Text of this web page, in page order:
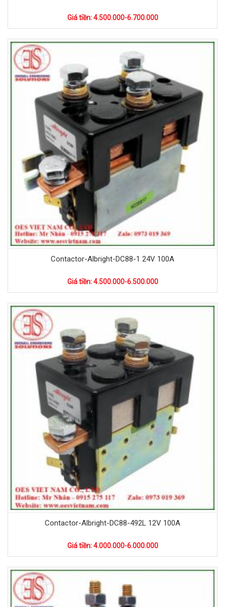
Giá tiền: 4.500.000-6.700.000
Contactor-Albright-DC88-1 24V 100A
Giá tiền: 4.500.000-6.500.000
Contactor-Albright-DC88-492L 12V 100A
Giá tiền: 4.000.000-6.000.000